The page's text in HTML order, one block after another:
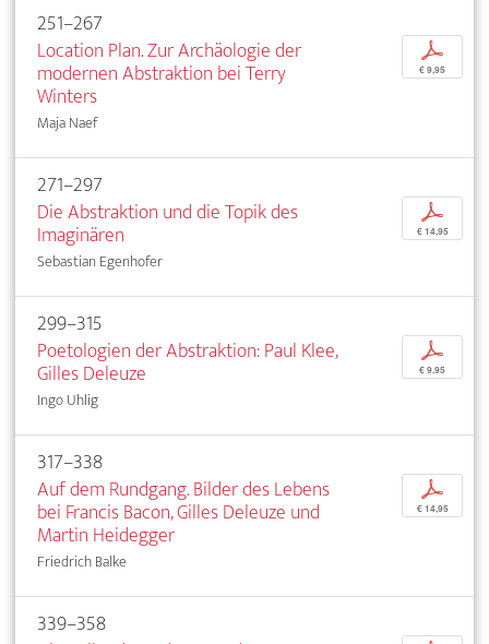
251–267
Location Plan. Zur Archäologie der
modernen Abstraktion bei Terry
Winters
Maja Naef
p
€ 9,95
271–297
Die Abstraktion und die Topik des
Imaginären
Sebastian Egenhofer
p
€ 14,95
299–315
Poetologien der Abstraktion: Paul Klee,
Gilles Deleuze
Ingo Uhlig
p
€ 9,95
317–338
Auf dem Rundgang. Bilder des Lebens
bei Francis Bacon, Gilles Deleuze und
Martin Heidegger
Friedrich Balke
p
€ 14,95
339–358